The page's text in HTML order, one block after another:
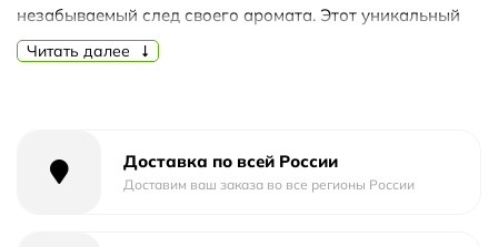
незабываемый след своего аромата. Этот уникальный
парфюм обладает непревзойденной стойкостью,
которая позволяет наслаждаться его неповторимым
идеально подходит для любого времени года. Его ноты
раскрываются по-разному в зависимости от сезона,
Читать далее
Доставка по всей России
Доставим ваш заказа во все регионы России